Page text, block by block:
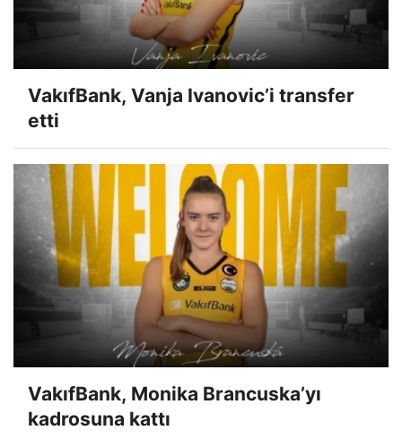
VakıfBank, Vanja Ivanovic’i transfer
etti
VakıfBank, Monika Brancuska’yı
kadrosuna kattı